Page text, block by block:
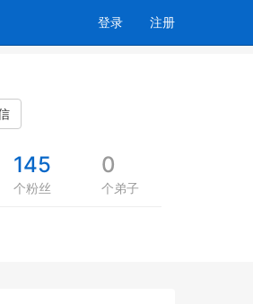
登录 注册
145
个粉丝
0
个弟子